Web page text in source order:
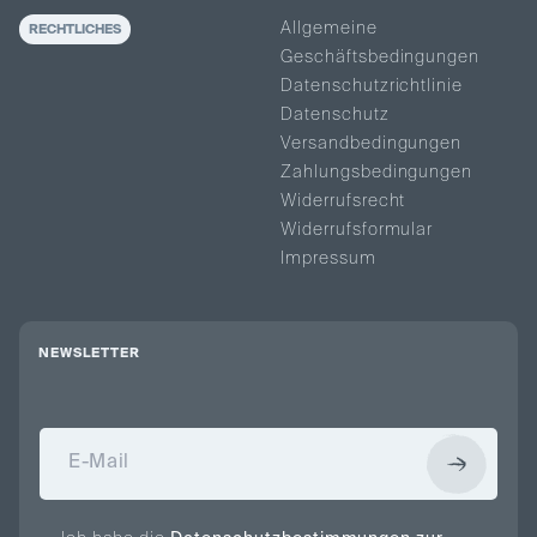
RECHTLICHES
Allgemeine
Geschäftsbedingungen
Datenschutzrichtlinie
Datenschutz
Versandbedingungen
Zahlungsbedingungen
Widerrufsrecht
Widerrufsformular
Impressum
NEWSLETTER